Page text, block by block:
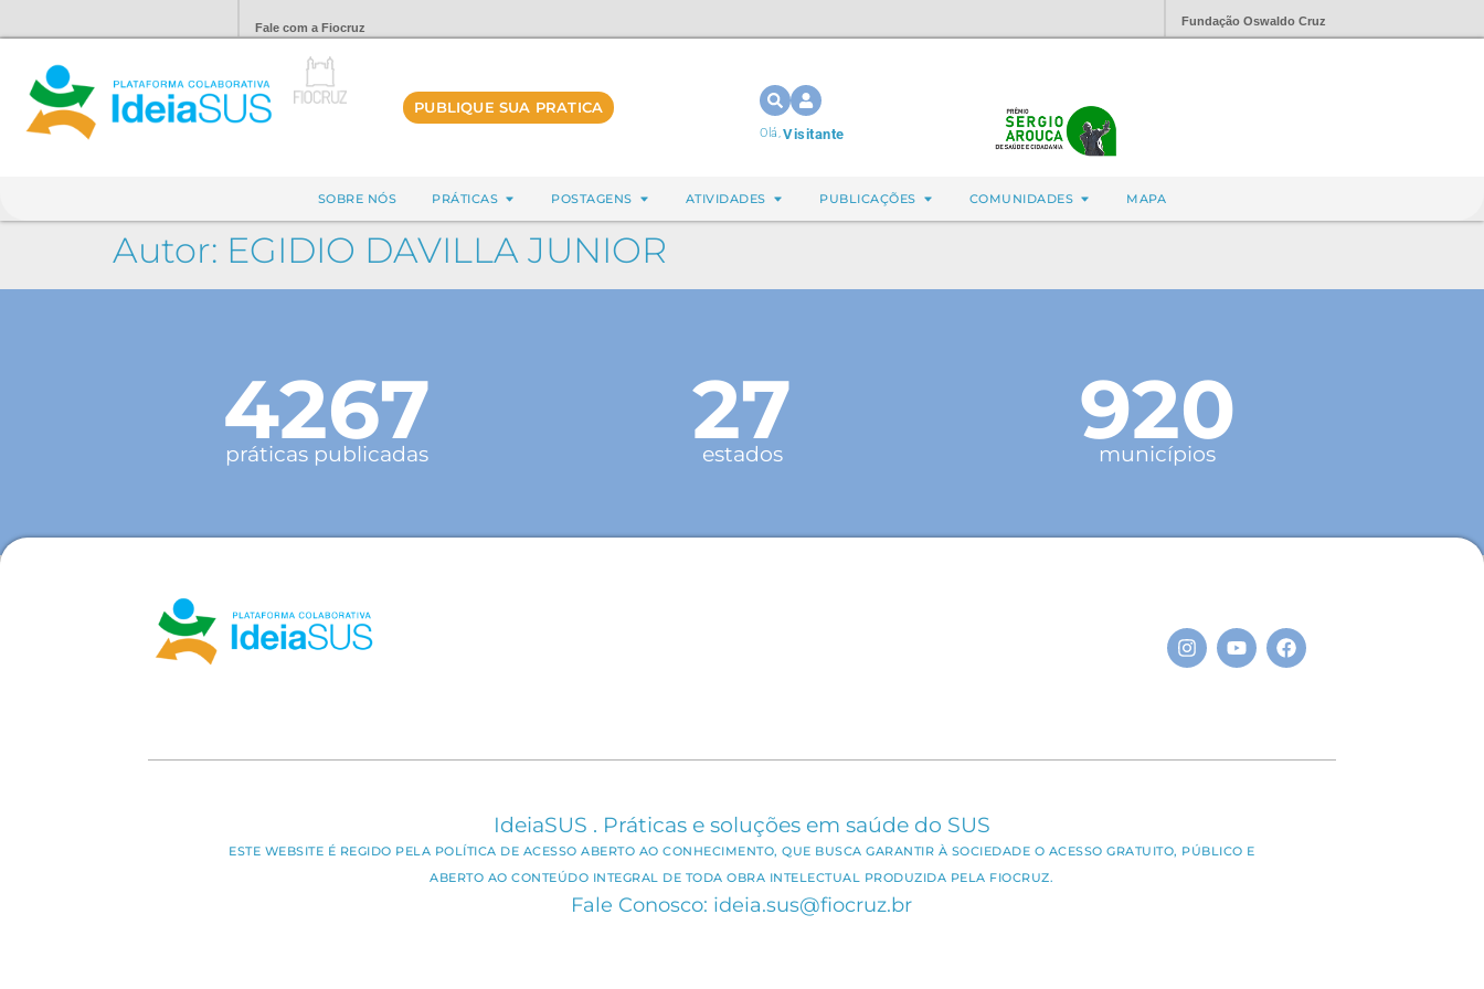
Fale com a Fiocruz Fundação Oswaldo Cruz
PUBLIQUE SUA PRATICA
Olá,Visitante
SOBRE NÓS PRÁTICAS POSTAGENS ATIVIDADES PUBLICAÇÕES COMUNIDADES MAPA
Autor: EGIDIO DAVILLA JUNIOR
4267
práticas publicadas 27
estados 920
municípios
IdeiaSUS . Práticas e soluções em saúde do SUS
ESTE WEBSITE É REGIDO PELA POLÍTICA DE ACESSO ABERTO AO CONHECIMENTO, QUE BUSCA GARANTIR À SOCIEDADE O ACESSO GRATUITO, PÚBLICO E
ABERTO AO CONTEÚDO INTEGRAL DE TODA OBRA INTELECTUAL PRODUZIDA PELA FIOCRUZ.
Fale Conosco: ideia.sus@fiocruz.br